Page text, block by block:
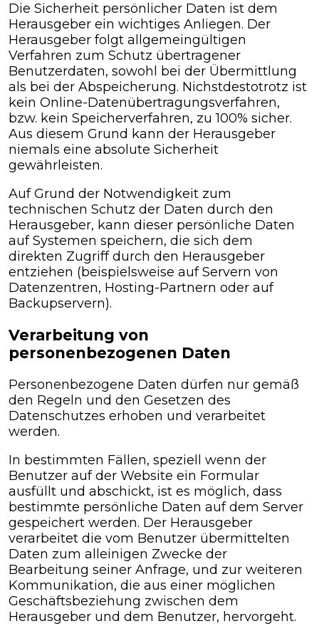
Die Sicherheit persönlicher Daten ist dem
Herausgeber ein wichtiges Anliegen. Der
Herausgeber folgt allgemeingültigen
Verfahren zum Schutz übertragener
Benutzerdaten, sowohl bei der Übermittlung
als bei der Abspeicherung. Nichstdestotrotz ist
kein Online-Datenübertragungsverfahren,
bzw. kein Speicherverfahren, zu 100% sicher.
Aus diesem Grund kann der Herausgeber
niemals eine absolute Sicherheit
gewährleisten.
Auf Grund der Notwendigkeit zum
technischen Schutz der Daten durch den
Herausgeber, kann dieser persönliche Daten
auf Systemen speichern, die sich dem
direkten Zugriff durch den Herausgeber
entziehen (beispielsweise auf Servern von
Datenzentren, Hosting-Partnern oder auf
Backupservern).
Verarbeitung von
personenbezogenen Daten
Personenbezogene Daten dürfen nur gemäß
den Regeln und den Gesetzen des
Datenschutzes erhoben und verarbeitet
werden.
In bestimmten Fällen, speziell wenn der
Benutzer auf der Website ein Formular
ausfüllt und abschickt, ist es möglich, dass
bestimmte persönliche Daten auf dem Server
gespeichert werden. Der Herausgeber
verarbeitet die vom Benutzer übermittelten
Daten zum alleinigen Zwecke der
Bearbeitung seiner Anfrage, und zur weiteren
Kommunikation, die aus einer möglichen
Geschäftsbeziehung zwischen dem
Herausgeber und dem Benutzer, hervorgeht.